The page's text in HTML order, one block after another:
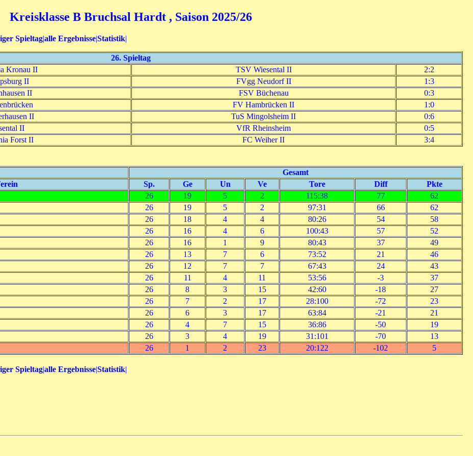
Kreisklasse B Bruchsal Hardt , Saison 2025/26
Spieltag|alle Ergebnisse|Statistik|
26. Spieltag
Kronau II TSV Wiesental II
2:2
II FVgg Neudorf II
1:3
II FSV Büchenau
0:3
FV Hambrücken II
1:0
II TuS Mingolsheim II
0:6
II VfR Rheinsheim
0:5
Forst II FC Weiher II 3:4
Gesamt
Sp. Ge Un Ve Tore Diff
Pkte
26 19 5 2 115:38 77
62
26 19 5 2 97:31 66
62
26 18 4 4 80:26 54
58
26 16 4 6 100:43 57
52
26 16 1 9 80:43 37
49
26 13 7 6 73:52 21
46
26 12 7 7 67:43 24
43
26 11 4 11 53:56 -3
37
26 8 3 15 42:60 -18
27
26 7 2 17 28:100 -72
23
26 6 3 17 63:84 -21
21
26 4 7 15 36:86 -50
19
26 3 4 19 31:101 -70
13
26 1 2 23 20:122 -102 5
Spieltag|alle Ergebnisse|Statistik|